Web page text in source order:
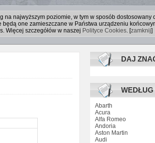
najwyższym poziomie, w tym w sposób dostosowany
one zamieszczane w Państwa urządzeniu
Więcej szczegółów w naszej Polityce Cookies. [zamknij]
DAJ
WEDŁUG
Abarth
Acura
Alfa Romeo
Andoria
Aston Martin
Audi